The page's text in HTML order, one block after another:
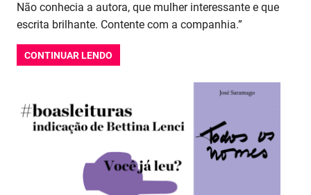
Não conhecia a autora, que mulher interessante e que
escrita brilhante. Contente com a companhia.”
CONTINUAR LENDO